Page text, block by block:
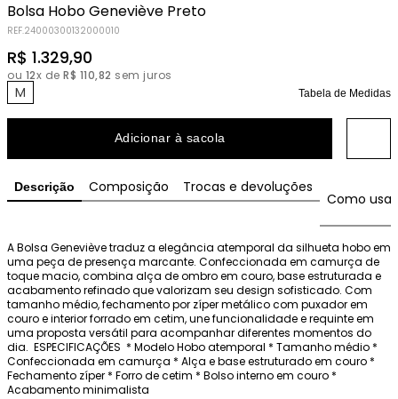
Bolsa Hobo Geneviève Preto
REF.24000300132000010
R$ 1.329,90
ou 12x de R$ 110,82 sem juros
M Tabela de Medidas
Adicionar à sacola
Descrição Composição Trocas e devoluções
Como usar
A Bolsa Geneviève traduz a elegância atemporal da silhueta hobo em
uma peça de presença marcante. Confeccionada em camurça de
toque macio, combina alça de ombro em couro, base estruturada e
acabamento refinado que valorizam seu design sofisticado. Com
tamanho médio, fechamento por zíper metálico com puxador em
couro e interior forrado em cetim, une funcionalidade e requinte em
uma proposta versátil para acompanhar diferentes momentos do
dia.  ESPECIFICAÇÕES  * Modelo Hobo atemporal * Tamanho médio *
Confeccionada em camurça * Alça e base estruturado em couro *
Fechamento zíper * Forro de cetim * Bolso interno em couro *
Acabamento minimalista